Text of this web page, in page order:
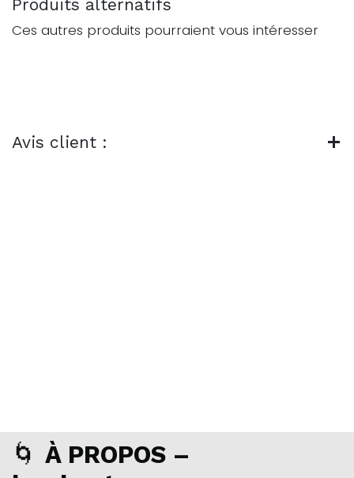
Produits alternatifs
Ces autres produits pourraient vous intéresser
Avis client :
🌀 À PROPOS –